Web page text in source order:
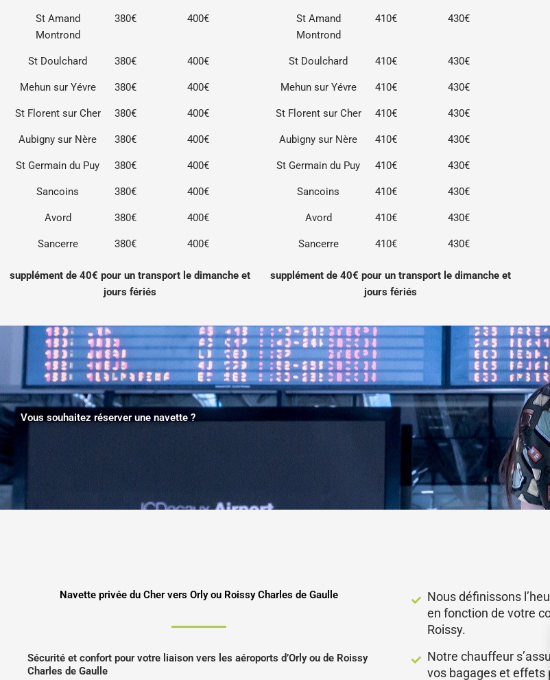
St Amand
Montrond
380€ 400€
St Doulchard 380€ 400€
Mehun sur Yévre 380€ 400€
St Florent sur Cher 380€ 400€
Aubigny sur Nère 380€ 400€
St Germain du Puy 380€ 400€
Sancoins 380€ 400€
Avord 380€ 400€
Sancerre 380€ 400€
supplément de 40€ pour un transport le dimanche et
jours fériés
St Amand
Montrond
410€ 430€
St Doulchard 410€ 430€
Mehun sur Yévre 410€ 430€
St Florent sur Cher 410€ 430€
Aubigny sur Nère 410€ 430€
St Germain du Puy 410€ 430€
Sancoins 410€ 430€
Avord 410€ 430€
Sancerre 410€ 430€
supplément de 40€ pour un transport le dimanche et
jours fériés
Vous souhaitez réserver une navette ?
Navette privée du Cher vers Orly ou Roissy Charles de Gaulle
Sécurité et confort pour votre liaison vers les aéroports d’Orly ou de Roissy
Charles de Gaulle
Nous définissons
en fonction de votre
Roissy.
Notre chauffeur
vos bagages et effets